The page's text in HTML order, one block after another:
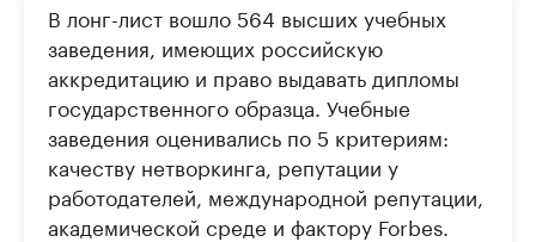
В лонг-лист вошло 564 высших учебных
заведения, имеющих российскую
аккредитацию и право выдавать дипломы
государственного образца. Учебные
заведения оценивались по 5 критериям:
качеству нетворкинга, репутации у
работодателей, международной репутации,
академической среде и фактору Forbes.